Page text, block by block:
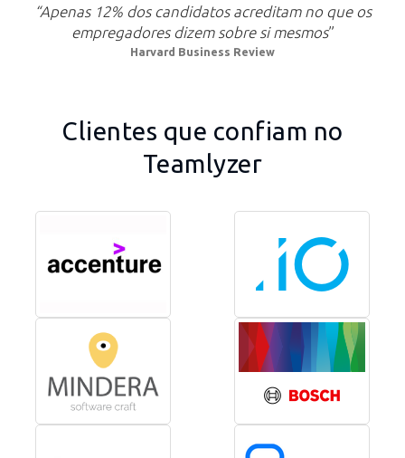
“Apenas 12% dos candidatos acreditam no que os
empregadores dizem sobre si mesmos”
Harvard Business Review
Clientes que confiam no
Teamlyzer